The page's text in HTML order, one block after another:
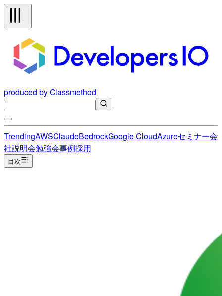
produced by Classmethod
TrendingAWSClaudeBedrockGoogle CloudAzureセミナー会
社説明会勉強会事例採用
目次